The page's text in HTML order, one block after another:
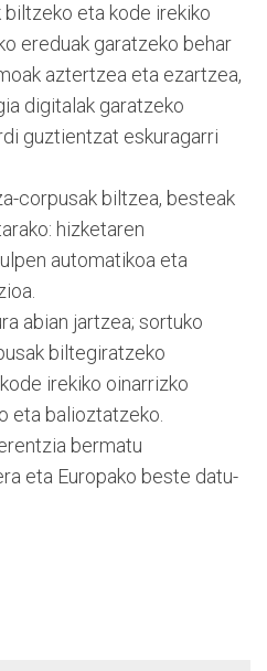
eta kode irekiko
ereduak garatzeko behar
aztertzea eta ezartzea,
digitalak garatzeko
guztientzat eskuragarri
corpusak biltzea, besteak
hizketaren
automatikoa eta
abian jartzea; sortuko
biltegiratzeko
irekiko oinarrizko
eta balioztatzeko.
bermatu
eta Europako beste datu-